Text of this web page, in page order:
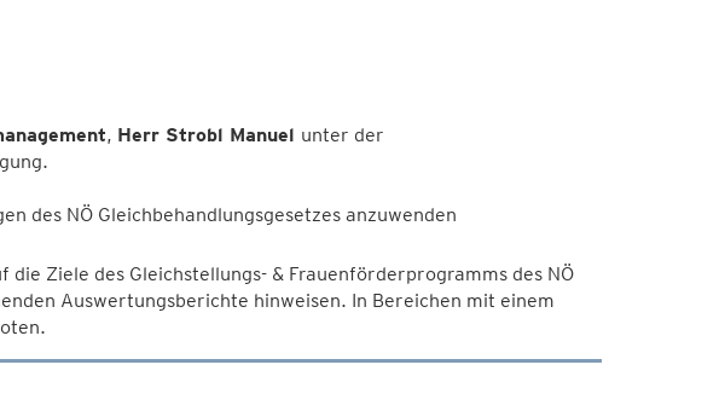
, Herr Strobl Manuel unter der
des NÖ Gleichbehandlungsgesetzes anzuwenden
Ziele des Gleichstellungs- & Frauenförderprogramms des NÖ
Auswertungsberichte hinweisen. In Bereichen mit einem